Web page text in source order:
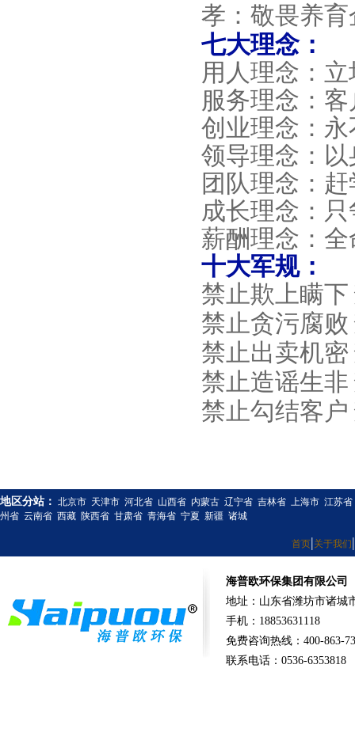
孝：敬畏养
七大理念：
用人理念：
服务理念：
创业理念：
领导理念：
团队理念：
成长理念：
薪酬理念：
十大军规：
禁止欺上瞒下
禁止贪污腐败
禁止出卖机密
禁止造谣生非
禁止勾结客户
地区分站： 北京市 天津市 河北省 山西省 内蒙古 辽宁省 吉林省 上海市 江苏省
州省 云南省 西藏 陕西省 甘肃省 青海省 宁夏 新疆 诸城
首页|关于我们|
海普欧环保集团有限公司
地址：山东省潍坊市诸城
手机：18853631118
免费咨询热线：400-863-
联系电话：0536-6353818